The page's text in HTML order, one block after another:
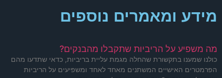
מידע ומאמרים נוספים
מה משפיע על הריביות שתקבלו מהבנקים?
כולנו שמענו בתקשורת שהחלה מגמת עליית בריביות, כדאי שתדעו מהם
הפרמטרים האישיים המשתנים מאחד לאחד ומשפיעים על הריביות